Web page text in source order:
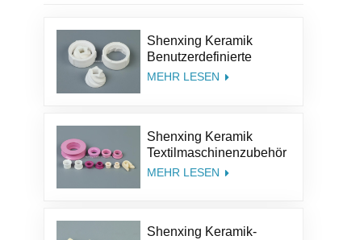
Shenxing Keramik
Benutzerdefinierte
Größe Struktur Salz Kit
Grate
MEHR LESEN
Shenxing Keramik
Textilmaschinenzubehör
95% Keramikteil
MEHR LESEN
Shenxing Keramik-